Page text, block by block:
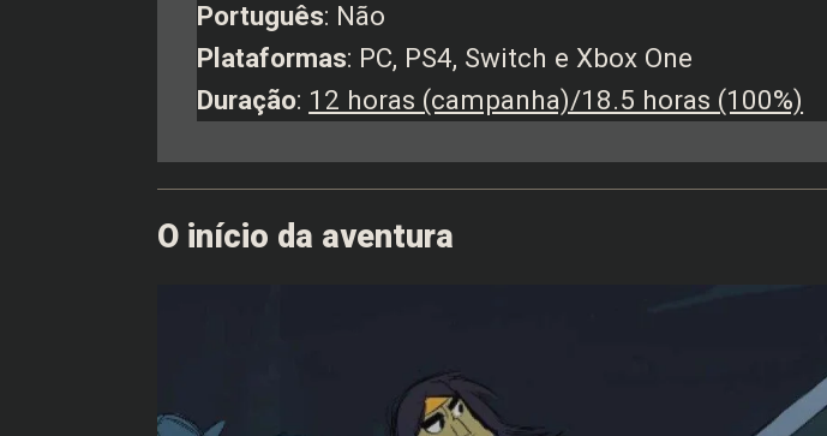
Português: Não
Plataformas: PC, PS4, Switch e Xbox One
Duração: 12 horas (campanha)/18.5 horas (100%)
O início da aventura